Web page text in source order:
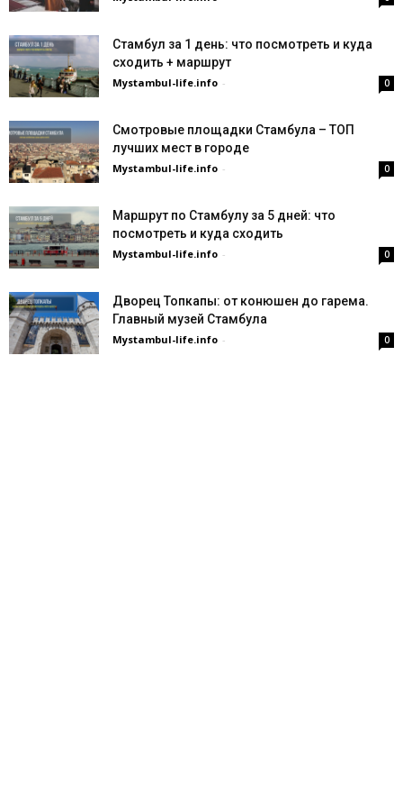
Стамбул за 1 день: что посмотреть и куда
сходить + маршрут
Mystambul-life.info - 0
Смотровые площадки Стамбула – ТОП
лучших мест в городе
Mystambul-life.info - 0
Маршрут по Стамбулу за 5 дней: что
посмотреть и куда сходить
Mystambul-life.info - 0
Дворец Топкапы: от конюшен до гарема.
Главный музей Стамбула
Mystambul-life.info - 0